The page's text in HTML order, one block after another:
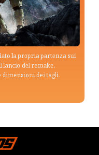
la propria partenza sui
lancio del remake.
dimensioni dei tagli.